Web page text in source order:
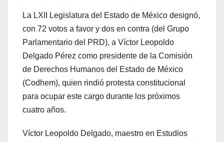
La LXII Legislatura del Estado de México designó,
con 72 votos a favor y dos en contra (del Grupo
Parlamentario del PRD), a Víctor Leopoldo
Delgado Pérez como presidente de la Comisión
de Derechos Humanos del Estado de México
(Codhem), quien rindió protesta constitucional
para ocupar este cargo durante los próximos
cuatro años.
Víctor Leopoldo Delgado, maestro en Estudios